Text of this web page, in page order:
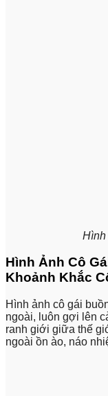
Hình
Hình Ảnh Cô
Khoảnh Khắc
Hình ảnh cô gái
ngoài, luôn gợi lên
ranh giới giữa thế
ngoài ồn ào, náo